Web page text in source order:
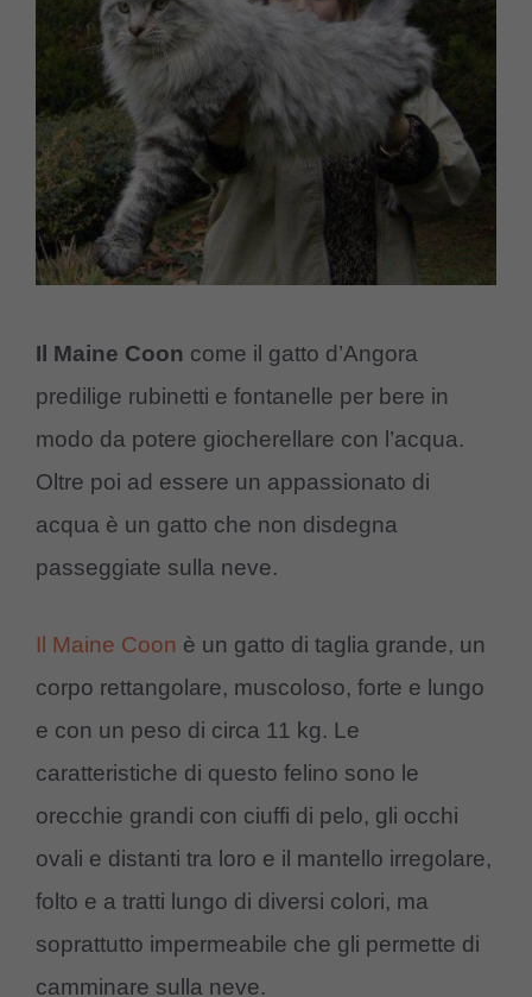
Il Maine Coon come il gatto d’Angora
predilige rubinetti e fontanelle per bere in
modo da potere giocherellare con l’acqua.
Oltre poi ad essere un appassionato di
acqua è un gatto che non disdegna
passeggiate sulla neve.
Il Maine Coon è un gatto di taglia grande, un
corpo rettangolare, muscoloso, forte e lungo
e con un peso di circa 11 kg. Le
caratteristiche di questo felino sono le
orecchie grandi con ciuffi di pelo, gli occhi
ovali e distanti tra loro e il mantello irregolare,
folto e a tratti lungo di diversi colori, ma
soprattutto impermeabile che gli permette di
camminare sulla neve.